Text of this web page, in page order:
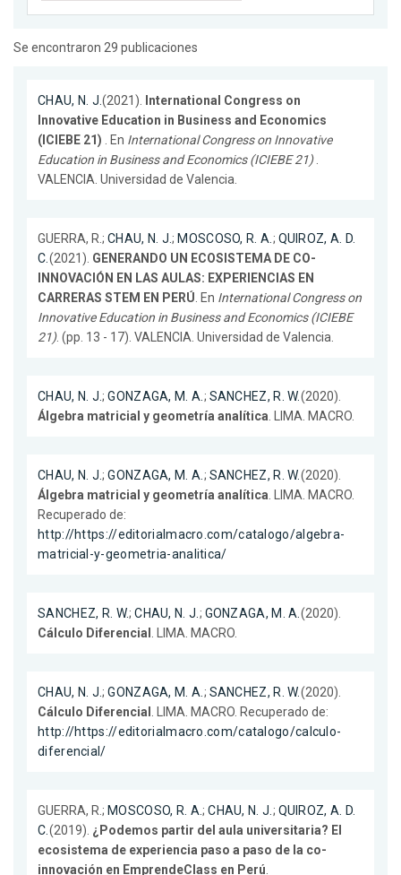
Se encontraron 29 publicaciones
CHAU, N. J.(2021). International Congress on
Innovative Education in Business and Economics
(ICIEBE 21) . En International Congress on Innovative
Education in Business and Economics (ICIEBE 21).
VALENCIA. Universidad de Valencia.
GUERRA, R.; CHAU, N. J.; MOSCOSO, R. A.; QUIROZ, A. D.
C.(2021). GENERANDO UN ECOSISTEMA DE CO-
INNOVACIÓN EN LAS AULAS: EXPERIENCIAS EN
CARRERAS STEM EN PERÚ. En International Congress on
Innovative Education in Business and Economics (ICIEBE
21). (pp. 13 - 17). VALENCIA. Universidad de Valencia.
CHAU, N. J.;GONZAGA, M. A.; SANCHEZ, R. W.(2020).
Álgebra matricial y geometría analítica. LIMA. MACRO.
CHAU, N. J.;GONZAGA, M. A.; SANCHEZ, R. W.(2020).
Álgebra matricial y geometría analítica. LIMA. MACRO.
Recuperado de:
http://https://editorialmacro.com/catalogo/algebra-
matricial-y-geometria-analitica/
SANCHEZ, R. W.;CHAU, N. J.; GONZAGA, M. A.(2020).
Cálculo Diferencial . LIMA. MACRO.
CHAU, N. J.;GONZAGA, M. A.; SANCHEZ, R. W.(2020).
Cálculo Diferencial . LIMA. MACRO. Recuperado de:
http://https://editorialmacro.com/catalogo/calculo-
diferencial/
GUERRA, R.; MOSCOSO, R. A.;CHAU, N. J.; QUIROZ, A. D.
C.(2019). ¿Podemos partir del aula universitaria? El
ecosistema de experiencia paso a paso de la co-
innovación en EmprendeClass en Perú.